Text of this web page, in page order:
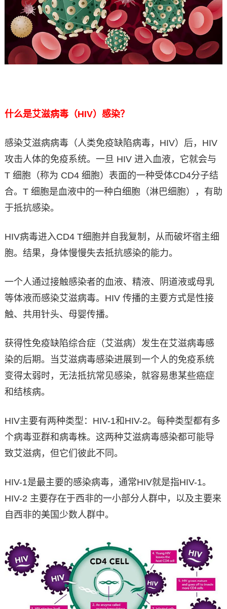
什么是艾滋病毒（HIV）感染？
感染艾滋病病毒（人类免疫缺陷病毒，HIV）后，HIV
攻击人体的免疫系统。一旦 HIV 进入血液，它就会与
T 细胞（称为 CD4 细胞）表面的一种受体CD4分子结
合。T 细胞是血液中的一种白细胞（淋巴细胞），有助
于抵抗感染。
HIV病毒进入CD4 T细胞并自我复制，从而破坏宿主细
胞。结果，身体慢慢失去抵抗感染的能力。
一个人通过接触感染者的血液、精液、阴道液或母乳
等体液而感染艾滋病毒。HIV 传播的主要方式是性接
触、共用针头、母婴传播。
获得性免疫缺陷综合症（艾滋病）发生在艾滋病毒感
染的后期。当艾滋病毒感染进展到一个人的免疫系统
变得太弱时，无法抵抗常见感染，就容易患某些癌症
和结核病。
HIV主要有两种类型：HIV-1和HIV-2。每种类型都有多
个病毒亚群和病毒株。这两种艾滋病毒感染都可能导
致艾滋病，但它们彼此不同。
HIV-1是最主要的感染病毒，通常HIV就是指HIV-1。
HIV-2 主要存在于西非的一小部分人群中，以及主要来
自西非的美国少数人群中。